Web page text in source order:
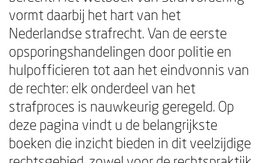
vormt daarbij het hart van het
Nederlandse strafrecht. Van de eerste
opsporingshandelingen door politie en
hulpofficieren tot aan het eindvonnis van
de rechter: elk onderdeel van het
strafproces is nauwkeurig geregeld. Op
deze pagina vindt u de belangrijkste
boeken die inzicht bieden in dit veelzijdige